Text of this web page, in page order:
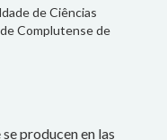
de Ciências
Complutense de
producen en las